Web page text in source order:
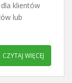
klientów
lub
CZYTAJ WIĘCEJ